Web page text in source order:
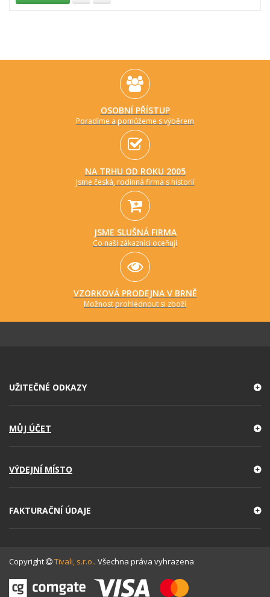
OSOBNÍ PŘÍSTUP
Poradíme a pomůžeme s výběrem
NA TRHU OD ROKU 2005
Jsme česká, rodinná firma s historií
JSME SLUŠNÁ FIRMA
Co naši zákazníci oceňují
VZORKOVÁ PRODEJNA V BRNĚ
Možnost prohlédnout si zboží
UŽITEČNÉ ODKAZY
MŮJ ÚČET
VÝDEJNÍ MÍSTO
FAKTURAČNÍ ÚDAJE
Copyright Tivali, s.r.o.. Všechna práva vyhrazena